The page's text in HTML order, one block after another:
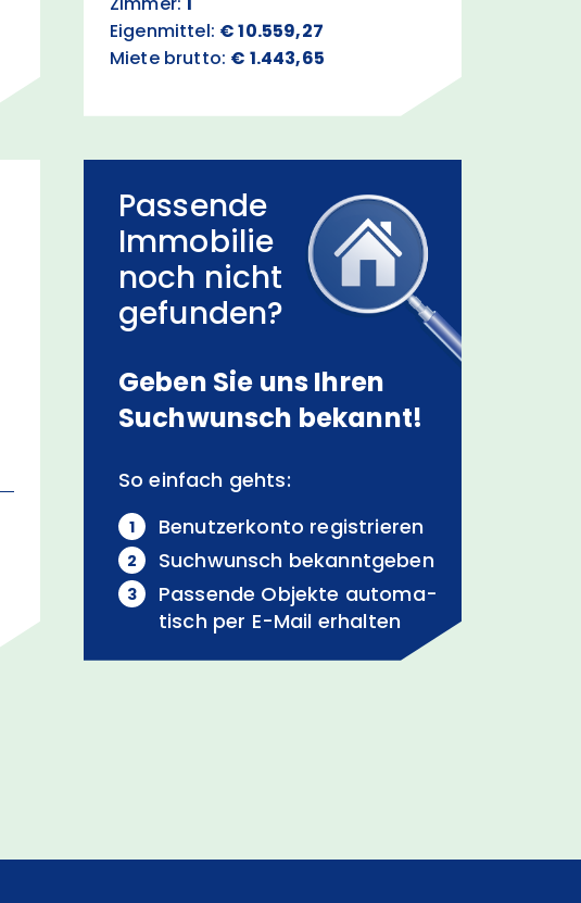
Eigenmittel: € 10.559,27
Miete brutto: € 1.443,65
Passende
Immobilie
noch nicht
gefunden?
Geben Sie uns Ihren
Suchwunsch bekannt!
So einfach gehts:
Benutzerkonto registrieren
Suchwunsch bekanntgeben
Passende Objekte auto­ma­
tisch per E-Mail erhalten